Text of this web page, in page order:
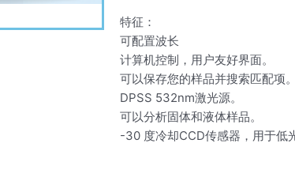
特征：
可配置波长
计算机控制，用户友好界面。
可以保存您的样品并搜索匹配项。
DPSS 532nm激光源。
可以分析固体和液体样品。
-30 度冷却CCD传感器，用于低